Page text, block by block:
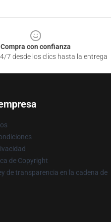
Compra con confianza
7 desde los clics hasta la entrega
de Copyright
de transparencia en la cadena de